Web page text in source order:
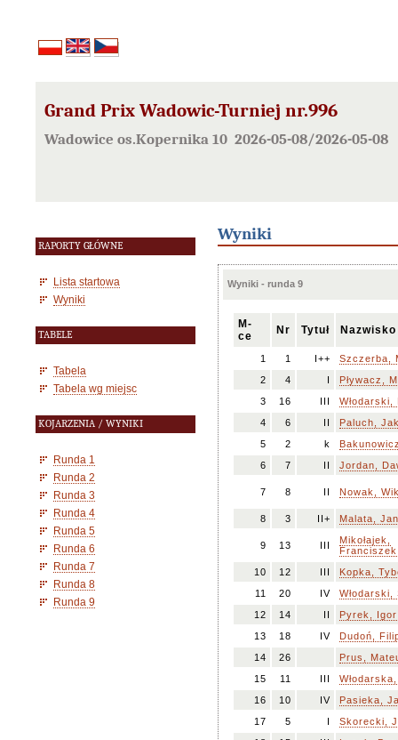
Grand Prix Wadowic-Turniej nr.996
Wadowice os.Kopernika 10 2026-05-08/2026-05-08
RAPORTY GŁÓWNE
Lista startowa
Wyniki
TABELE
Tabela
Tabela wg miejsc
KOJARZENIA / WYNIKI
Runda 1
Runda 2
Runda 3
Runda 4
Runda 5
Runda 6
Runda 7
Runda 8
Runda 9
Wyniki
Wyniki - runda 9
M-
ce
Nr Tytuł
1 1 I++
Szczerba,
2
4 I
Pływacz,
3
16 III
Włodarski,
4
6 II
Paluch,
5
2 k
6
7 II Jordan,
7 8 II Nowak,
8 3 II+ Malata, Jan
9 13 III
Mikołajek,
Franciszek
10
12 III
Kopka,
11
20 IV
Włodarski,
12
14 II
Pyrek, Igor
13
18 IV
Dudoń,
14
26
Prus,
15
11 III
16
10 IV
Pasieka,
17
5 I
Skorecki,